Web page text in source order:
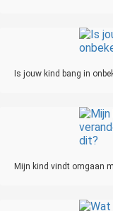
Is jouw kind bang in
Mijn kind vindt omgaan